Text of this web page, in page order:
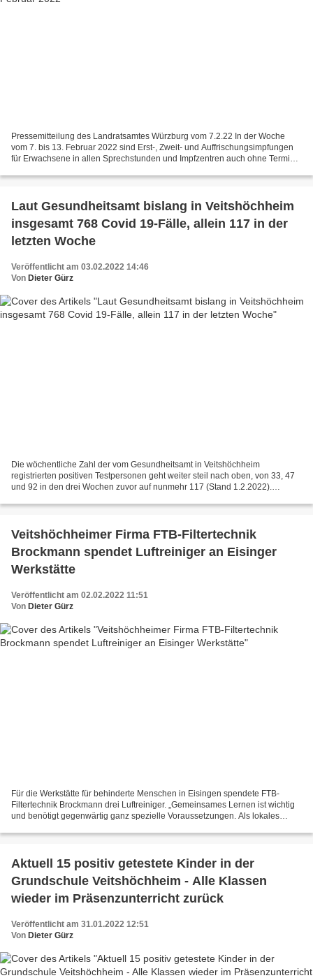
Pressemitteilung des Landratsamtes Würzburg vom 7.2.22 In der Woche
vom 7. bis 13. Februar 2022 sind Erst-, Zweit- und Auffrischungsimpfungen
für Erwachsene in allen Sprechstunden und Impfzentren auch ohne Termin
Laut Gesundheitsamt bislang in Veitshöchheim
insgesamt 768 Covid 19-Fälle, allein 117 in der
letzten Woche
Veröffentlicht am 03.02.2022 14:46
Von Dieter Gürz
Die wöchentliche Zahl der vom Gesundheitsamt in Veitshöchheim
registrierten positiven Testpersonen geht weiter steil nach oben, von 33, 47
und 92 in den drei Wochen zuvor auf nunmehr 117 (Stand 1.2.2022).
Veitshöchheimer Firma FTB-Filtertechnik
Brockmann spendet Luftreiniger an Eisinger
Werkstätte
Veröffentlicht am 02.02.2022 11:51
Von Dieter Gürz
Für die Werkstätte für behinderte Menschen in Eisingen spendete FTB-
Filtertechnik Brockmann drei Luftreiniger. „Gemeinsames Lernen ist wichtig
und benötigt gegenwärtig ganz spezielle Voraussetzungen. Als lokales
Aktuell 15 positiv getestete Kinder in der
Grundschule Veitshöchheim - Alle Klassen
wieder im Präsenzunterricht zurück
Veröffentlicht am 31.01.2022 12:51
Von Dieter Gürz